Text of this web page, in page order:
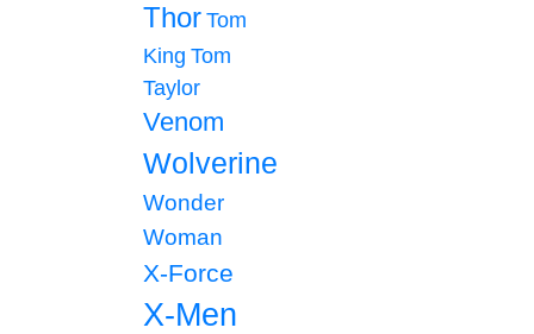
Thor Tom
King Tom
Taylor
Venom
Wolverine
Wonder
Woman
X-Force
X-Men